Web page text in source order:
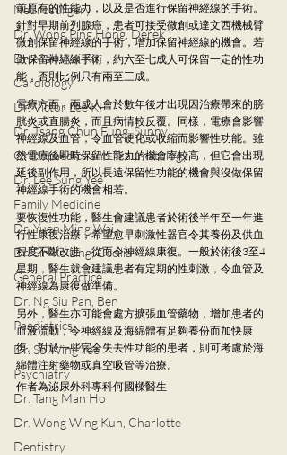
Neurosurgery
Dr. Wong Ping Hong, Derek
Dr. Mak Wai Kit
Cardiology
Dr. Victor Lee KF
Dr. Tsang Chun Fung, Sunny
Orthopaedics and Traumatology
Dr. Lee Sung Yee
Family Medicine
Dr. Yuen Ming Wai
Dr. Sin Ka Ling, Cecilia
General Practice
Dr. Ng Siu Pan, Ben
Paediatrics
Dr. So Wing Yee
Psychiatry
Dr. Tang Man Ho
Dr. Wong Wing Kun, Charlotte
Dentistry
前原有的性能力，以及是否進行保留神經線的手術。
針對早期前列腺癌，患者可接受微創或達文西機械臂
微創保留神經線的手術，增加保留神經線的機會。若
做保留神經線手術，約六至七成人可保留一定的性功
能，否則比例只有兩至三成。
電療方面，兩成人會於數年後才出現因治療帶來的膀
胱炎或直腸炎，而且病情較反覆。同樣，電療會影響
神經線及血管，令血管硬化或收縮而影響性功能。雖
然電療後即時保留性能力的機會率較高，但它會出現
延後副作用，所以長遠保留性功能的機會與沒做保留
神經線手術的機會相若。
要恢復性功能，醫生會建議患者於術後半年至一年進
行性康復治療，希望愈早刺激性器官令其養份及供血
程度不斷改進，從而令神經線康復。一般於術後3至4
星期，醫生就會建議患者有定期的性刺激，令血管及
神經線為康復做準備。
另外，醫生亦可能會處方擴張血管藥物，增加患者的
血液流動，令神經線及海綿體有足夠養份而加快康
復。對於一些完全失去性功能的患者，則可考慮於海
綿體注射藥物或真空吸管等治療。
作者為泌尿外科專科何國樑醫生